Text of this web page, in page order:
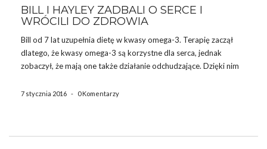
BILL I HAYLEY ZADBALI O SERCE I
WRÓCILI DO ZDROWIA
Bill od 7 lat uzupełnia dietę w kwasy omega-3. Terapię zaczął
dlatego, że kwasy omega-3 są korzystne dla serca, jednak
zobaczył, że mają one także działanie odchudzające. Dzięki nim
dalszemu stosowaniu tej diety, […]
7 stycznia 2016 - 0 Komentarzy